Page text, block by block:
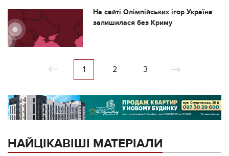
На сайті Олімпійських ігор Україна
залишилася без Криму
1 2 3
НАЙЦІКАВІШІ МАТЕРІАЛИ